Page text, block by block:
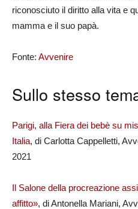
riconosciuto il diritto alla vita e
mamma e il suo papà.
Fonte: Avvenire
Sullo stesso
Parigi, alla Fiera dei bebè su
Italia, di Carlotta Cappelletti,
2021
Il Salone della procreazione
affitto», di Antonella Mariani,